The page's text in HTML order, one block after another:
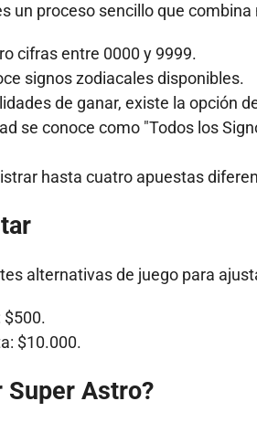
un proceso sencillo que
cifras entre 0000 y 9999.
signos zodiacales disponibles.
de ganar, existe la opción
se conoce como "Todos los
hasta cuatro apuestas
alternativas de juego para
$500.
$10.000.
Super Astro?